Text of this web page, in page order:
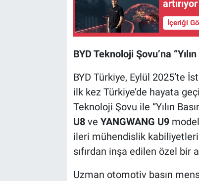
artırıyor
İçeriği
BYD Teknoloji Şovu’na
BYD Türkiye, Eylül 2025’te
ilk kez Türkiye’de hayata
Teknoloji Şovu ile “Yılın
U8ve YANGWANG U9
ileri mühendislik
sıfırdan inşa edilen özel bir
Uzman otomotiv basın